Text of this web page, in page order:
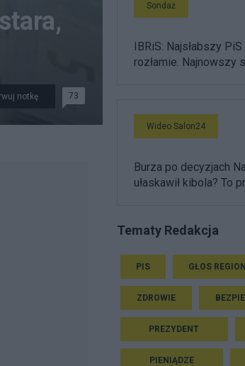
notkę 73
Sondaż
IBRiS: Najsłabszy
rozłamie. Najnowszy
Wideo Salon24
Burza po decyzjach
ułaskawił kibola? To
Tematy Redakcja
PIS GŁOS
ZDROWIE
PREZYDENT
PIENIĄDZE